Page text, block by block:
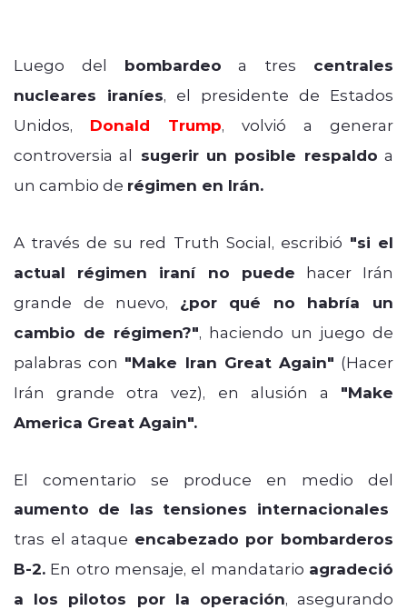
Luego del bombardeo a tres centrales
nucleares iraníes, el presidente de Estados
Unidos, Donald Trump, volvió a generar
controversia al sugerir un posible respaldo a
un cambio de régimen en Irán.
A través de su red Truth Social, escribió "si el
actual régimen iraní no puede hacer Irán
grande de nuevo, ¿por qué no habría un
cambio de régimen?", haciendo un juego de
palabras con "Make Iran Great Again" (Hacer
Irán grande otra vez), en alusión a "Make
America Great Again".
El comentario se produce en medio del
aumento de las tensiones internacionales
tras el ataque encabezado por bombarderos
B-2. En otro mensaje, el mandatario agradeció
a los pilotos por la operación, asegurando